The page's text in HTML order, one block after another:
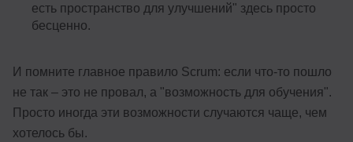
есть пространство для улучшений" здесь просто
бесценно.
И помните главное правило Scrum: если что-то пошло
не так – это не провал, а "возможность для обучения".
Просто иногда эти возможности случаются чаще, чем
хотелось бы.